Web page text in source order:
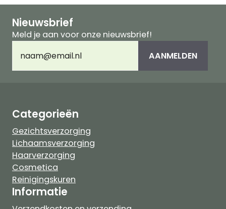
Nieuwsbrief
Meld je aan voor onze nieuwsbrief!
mailadres(Vereist) AANMELDEN
Categorieën
Gezichtsverzorging
Lichaamsverzorging
Haarverzorging
Cosmetica
Reinigingskuren
Informatie